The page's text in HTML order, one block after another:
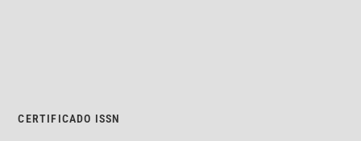
CERTIFICADO ISSN